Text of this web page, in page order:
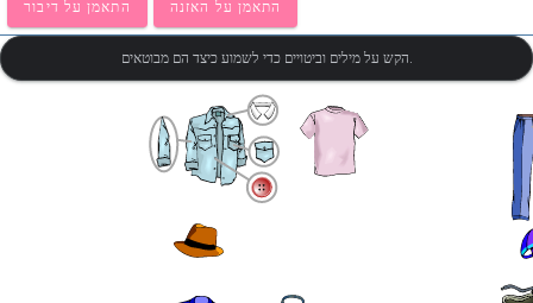
התאמן על דיבור התאמן על האזנה
הקש על מילים וביטויים כדי לשמוע כיצד הם מבוטאים.